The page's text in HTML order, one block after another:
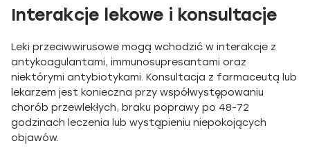
Interakcje lekowe i konsultacje
Leki przeciwwirusowe mogą wchodzić w interakcje z
antykoagulantami, immunosupresantami oraz
niektórymi antybiotykami. Konsultacja z farmaceutą lub
lekarzem jest konieczna przy współwystępowaniu
chorób przewlekłych, braku poprawy po 48-72
godzinach leczenia lub wystąpieniu niepokojących
objawów.